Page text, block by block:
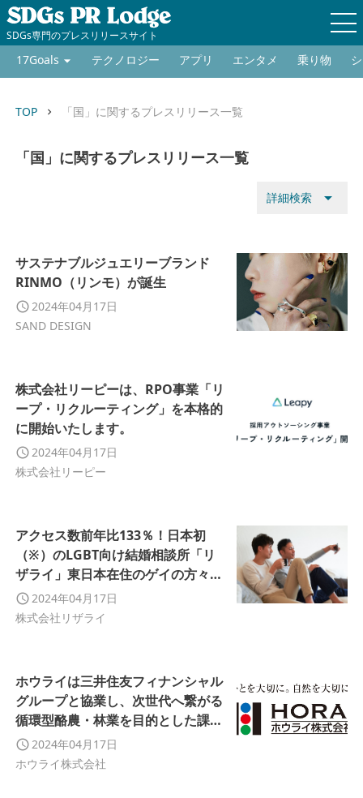
SDGs専門のプレスリリースサイト
17Goals テクノロジー アプリ エンタメ 乗り物
TOP keyboard_arrow_right 「国」に関するプレスリリース一覧
「国」に関するプレスリリース一覧
詳細検索 arrow_drop_down
サステナブルジュエリーブランド
RINMO（リンモ）が誕生
2024年04月17日
SAND DESIGN
株式会社リーピーは、RPO事業「リ
ープ・リクルーティング」を本格的
に開始いたします。
2024年04月17日
株式会社リーピー
アクセス数前年比133％！日本初
（※）のLGBT向け結婚相談所「リ
ザライ」東日本在住のゲイの方々か
らのアクセス数増加
2024年04月17日
株式会社リザライ
ホウライは三井住友フィナンシャル
グループと協業し、次世代へ繋がる
循環型酪農・林業を目的とした課題
解決に取り組んでまいります
2024年04月17日
ホウライ株式会社